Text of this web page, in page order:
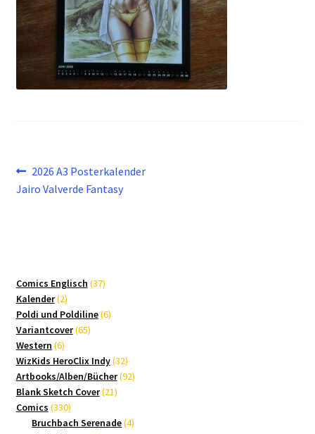
Beitragsnavigation
Vorheriger
Beitrag:
2026 A3 Posterkalender
Jairo Valverde Fantasy
Comics Englisch 3737
Kalender 22
Produkte
Poldi und Poldiline 66
Variantcover 6565
Western 66
Produkte
WizKids HeroClix Indy 3232
Produkte
Artbooks/Alben/Bücher 9292
Blank Sketch Cover 2121
Comics 330330
Produkte
Bruchbach Serenade 44